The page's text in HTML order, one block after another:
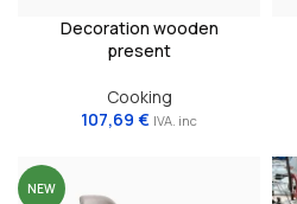
Decoration wooden
present
Cooking
107,69 € IVA. inc
NEW